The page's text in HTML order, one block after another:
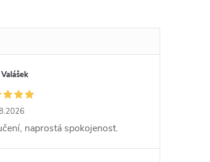
naprostá spokojenost.